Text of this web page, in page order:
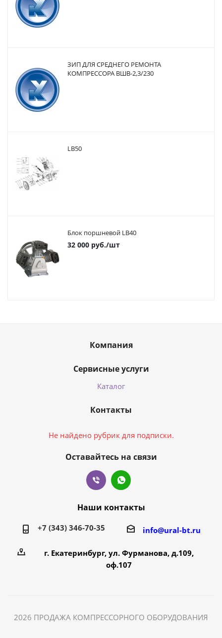
ЗИП ДЛЯ СРЕДНЕГО РЕМОНТА
КОМПРЕССОРА ВШВ-2,3/230
LB50
Блок поршневой LB40
32 000 руб./шт
Компания
Сервисные услуги
Каталог
Контакты
Не найдено рубрик для подписки.
Оставайтесь на связи
Наши контакты
+7 (343) 346-70-35 info@ural-bt.ru
г. Екатеринбург, ул. Фурманова, д.109,
оф.107
2026 ПРОДАЖА КОМПРЕССОРНОГО ОБОРУДОВАНИЯ